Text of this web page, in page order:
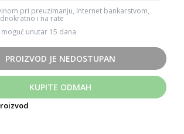
pri preuzimanju, Internet bankarstvom,
i na rate
unutar 15 dana
PROIZVOD JE NEDOSTUPAN
KUPITE ODMAH